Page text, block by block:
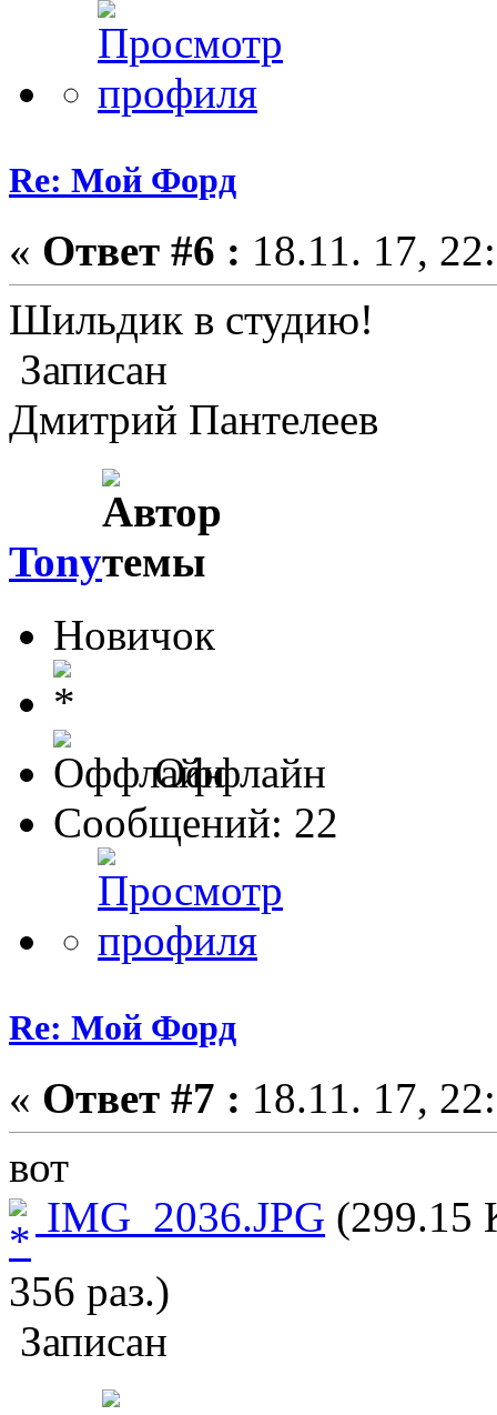
Re: Мой Форд
« Ответ #6 : 18.11. 17,
Шильдик в студию!
Записан
Дмитрий Пантелеев
Tony
Новичок
Оффлайн
Сообщений: 22
Re: Мой Форд
« Ответ #7 : 18.11. 17,
вот
IMG_2036.JPG (299.15
356 раз.)
Записан